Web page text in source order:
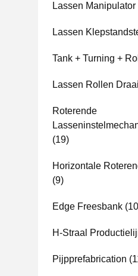
Lassen Manipulator
Lassen
Tank + Turning +
Lassen Rollen
Roterende
(19)
Horizontale
(9)
Edge Freesbank
H-Straal
Pijpprefabrication